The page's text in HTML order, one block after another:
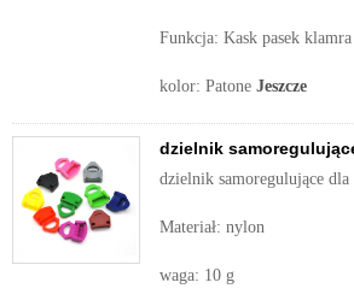
Funkcja: Kask pasek klamra
kolor: Patone Jeszcze
dzielnik
dzielnik samoregulujące dla
Materiał: nylon
waga: 10 g